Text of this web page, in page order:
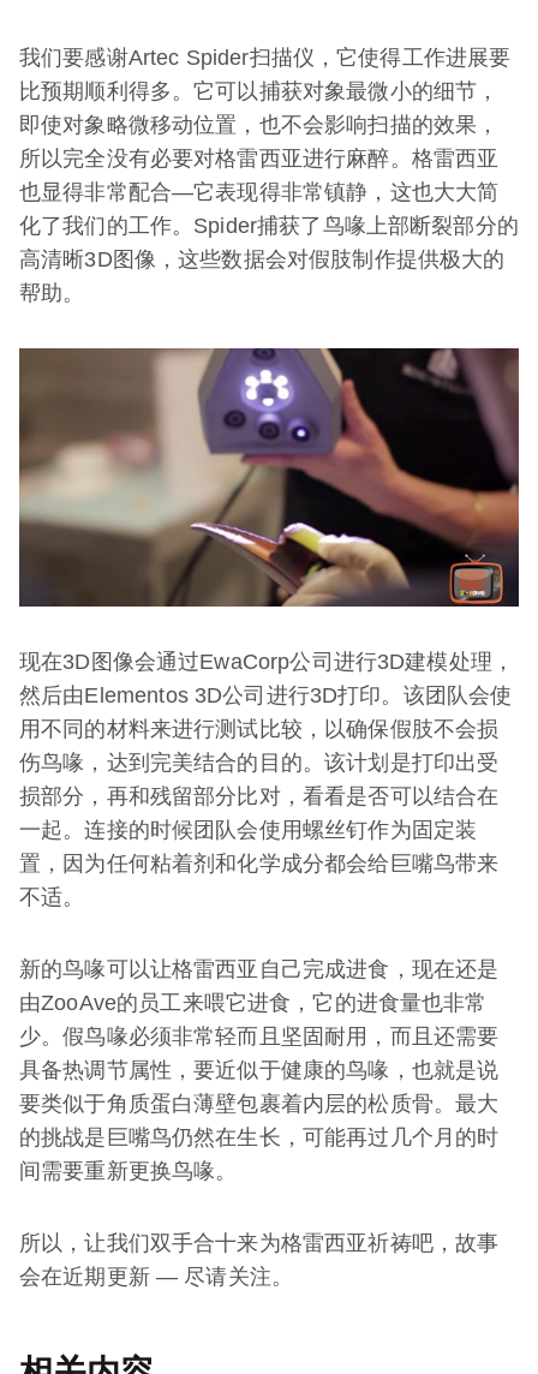
我们要感谢Artec Spider扫描仪，它使得工作进展要
比预期顺利得多。它可以捕获对象最微小的细节，
即使对象略微移动位置，也不会影响扫描的效果，
所以完全没有必要对格雷西亚进行麻醉。格雷西亚
也显得非常配合—它表现得非常镇静，这也大大简
化了我们的工作。Spider捕获了鸟喙上部断裂部分的
高清晰3D图像，这些数据会对假肢制作提供极大的
帮助。
现在3D图像会通过EwaCorp公司进行3D建模处理，
然后由Elementos 3D公司进行3D打印。该团队会使
用不同的材料来进行测试比较，以确保假肢不会损
伤鸟喙，达到完美结合的目的。该计划是打印出受
损部分，再和残留部分比对，看看是否可以结合在
一起。连接的时候团队会使用螺丝钉作为固定装
置，因为任何粘着剂和化学成分都会给巨嘴鸟带来
不适。
新的鸟喙可以让格雷西亚自己完成进食，现在还是
由ZooAve的员工来喂它进食，它的进食量也非常
少。假鸟喙必须非常轻而且坚固耐用，而且还需要
具备热调节属性，要近似于健康的鸟喙，也就是说
要类似于角质蛋白薄壁包裹着内层的松质骨。最大
的挑战是巨嘴鸟仍然在生长，可能再过几个月的时
间需要重新更换鸟喙。
所以，让我们双手合十来为格雷西亚祈祷吧，故事
会在近期更新 — 尽请关注。